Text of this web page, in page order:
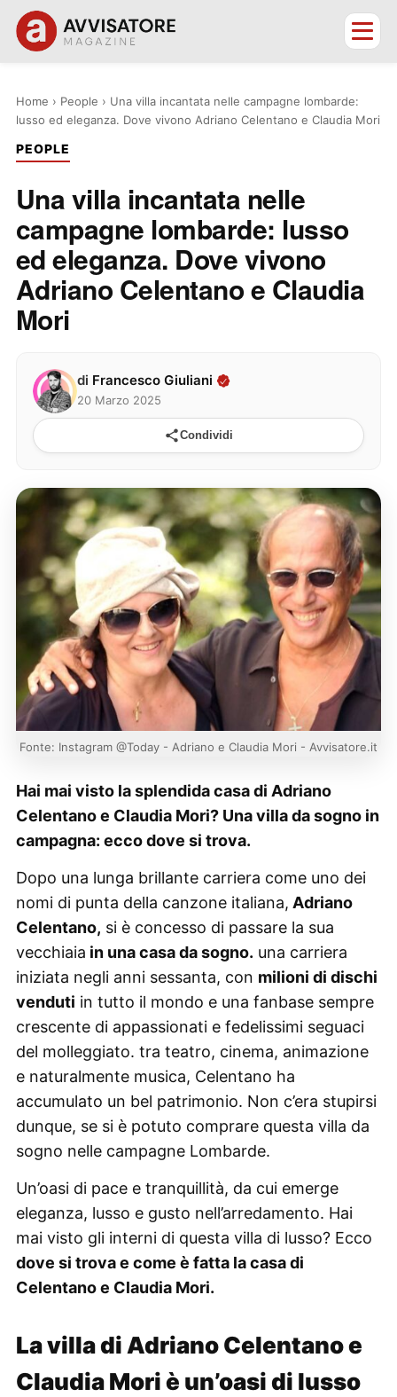
Home › People › Una villa incantata nelle campagne lombarde:
lusso ed eleganza. Dove vivono Adriano Celentano e Claudia Mori
PEOPLE
Una villa incantata nelle
campagne lombarde: lusso
ed eleganza. Dove vivono
Adriano Celentano e Claudia
Mori
di Francesco Giuliani
20 Marzo 2025
Condividi
Fonte: Instagram @Today - Adriano e Claudia Mori - Avvisatore.it
Hai mai visto la splendida casa di Adriano
Celentano e Claudia Mori? Una villa da sogno in
campagna: ecco dove si trova.
Dopo una lunga brillante carriera come uno dei
nomi di punta della canzone italiana, Adriano
Celentano, si è concesso di passare la sua
vecchiaia in una casa da sogno. una carriera
iniziata negli anni sessanta, con milioni di dischi
venduti in tutto il mondo e una fanbase sempre
crescente di appassionati e fedelissimi seguaci
del molleggiato. tra teatro, cinema, animazione
e naturalmente musica, Celentano ha
accumulato un bel patrimonio. Non c’era stupirsi
dunque, se si è potuto comprare questa villa da
sogno nelle campagne Lombarde.
Un’oasi di pace e tranquillità, da cui emerge
eleganza, lusso e gusto nell’arredamento. Hai
mai visto gli interni di questa villa di lusso? Ecco
dove si trova e come è fatta la casa di
Celentano e Claudia Mori.
La villa di Adriano Celentano e
Claudia Mori è un’oasi di lusso